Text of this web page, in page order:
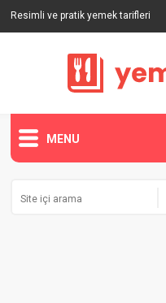
Resimli ve pratik yemek tarifleri
MENU